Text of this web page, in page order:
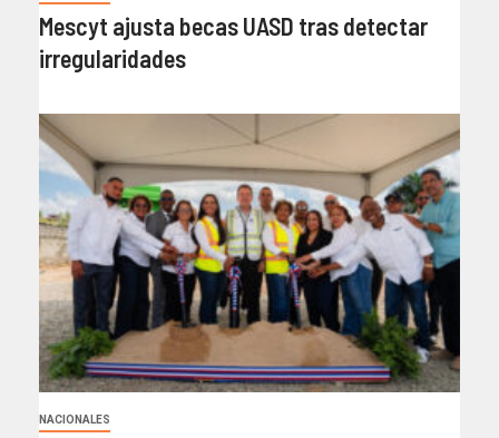
Mescyt ajusta becas UASD tras detectar
irregularidades
NACIONALES